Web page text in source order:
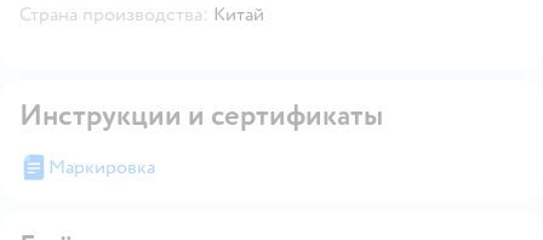
Страна производства: Китай
Инструкции и сертификаты
Маркировка